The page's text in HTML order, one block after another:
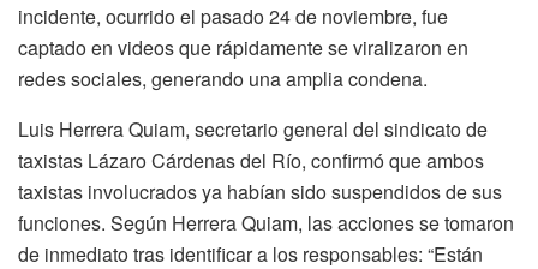
incidente, ocurrido el pasado 24 de noviembre, fue
captado en videos que rápidamente se viralizaron en
redes sociales, generando una amplia condena.
Luis Herrera Quiam, secretario general del sindicato de
taxistas Lázaro Cárdenas del Río, confirmó que ambos
taxistas involucrados ya habían sido suspendidos de sus
funciones. Según Herrera Quiam, las acciones se tomaron
de inmediato tras identificar a los responsables: “Están